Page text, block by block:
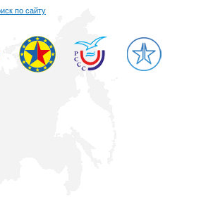
по сайту